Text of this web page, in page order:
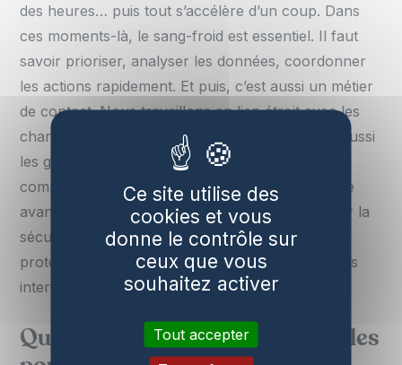
des heures… puis tout s’accélère d’un coup. Dans
ces moments-là, le sang-froid est essentiel. Il faut
savoir prioriser, analyser les données, coordonner
les actions rapidement. Et puis, c’est aussi un métier
de contact. Nous travaillons en lien étroit avec les
chargés d’exploitation, les équipes terrain mais aussi
les gestionnaires du réseau électrique. La
communication est la clé pour que tout le monde
avance dans le même sens. Il ne faut pas oublier la
sécurité, il faut être rigoureux, appliquer les
protocoles… notamment dans la coordination des
interventions sur site.
Quelles sont les expériences utiles
Ce site utilise des
cookies et vous
donne le contrôle sur
ceux que vous
souhaitez activer
Tout accepter